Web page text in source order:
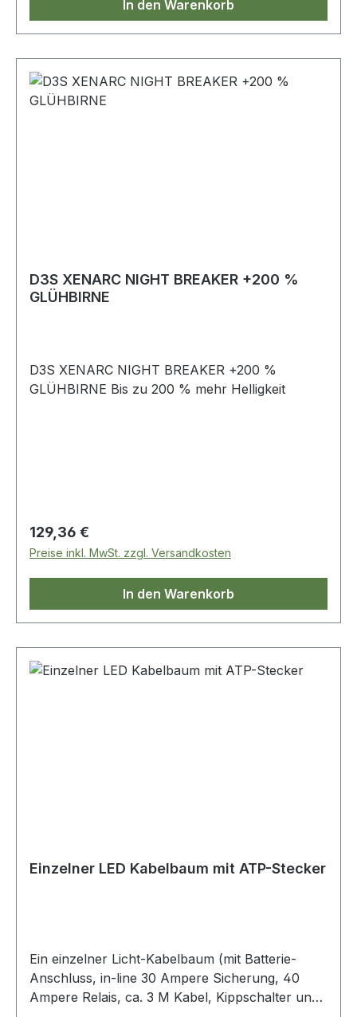
In den Warenkorb
D3S XENARC NIGHT BREAKER +200 %
GLÜHBIRNE
D3S XENARC NIGHT BREAKER +200 %
GLÜHBIRNE Bis zu 200 % mehr Helligkeit
Regulärer Preis:
129,36 €
Preise inkl. MwSt. zzgl. Versandkosten
In den Warenkorb
Einzelner LED Kabelbaum mit ATP-Stecker
Ein einzelner Licht-Kabelbaum (mit Batterie-
Anschluss, in-line 30 Ampere Sicherung, 40
Ampere Relais, ca. 3 M Kabel, Kippschalter und